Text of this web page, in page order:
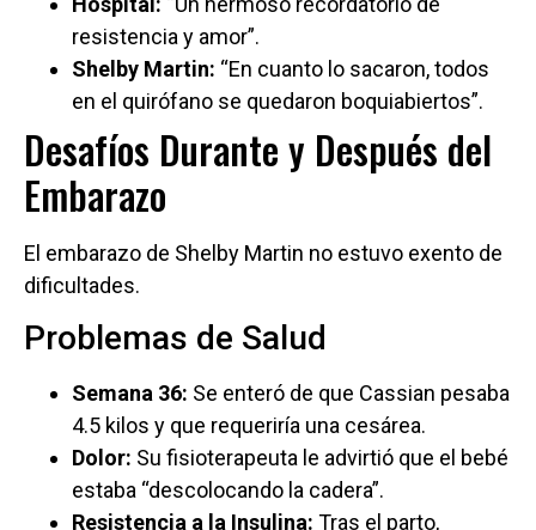
resistencia y amor”.
Shelby Martin: “En cuanto lo sacaron, todos
en el quirófano se quedaron boquiabiertos”.
Desafíos Durante y Después del
Embarazo
El embarazo de Shelby Martin no estuvo exento de
dificultades.
Problemas de Salud
Semana 36: Se enteró de que Cassian pesaba
4.5 kilos y que requeriría una cesárea.
Dolor: Su fisioterapeuta le advirtió que el bebé
estaba “descolocando la cadera”.
Resistencia a la Insulina: Tras el parto,